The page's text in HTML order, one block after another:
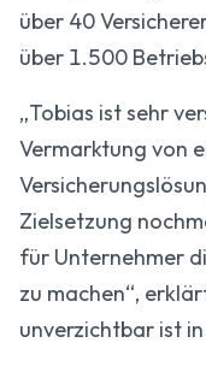
über 40
über 1.500
„Tobias ist sehr
Vermarktung von
Zielsetzung
für Unternehmer
zu machen“,
unverzichtbar ist